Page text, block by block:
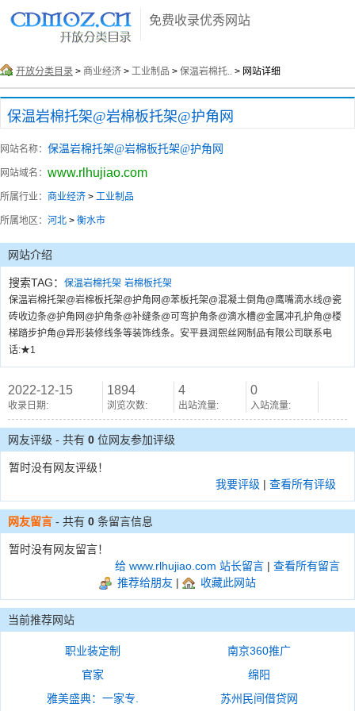
免费收录优秀网站
开放分类目录 > 商业经济 > 工业制品 > 保温岩棉托.. > 网站详细
保温岩棉托架@岩棉板托架@护角网
网站名称： 保温岩棉托架@岩棉板托架@护角网
网站域名： www.rlhujiao.com
所属行业： 商业经济 > 工业制品
所属地区： 河北 > 衡水市
网站介绍
搜索TAG： 保温岩棉托架 岩棉板托架
保温岩棉托架@岩棉板托架@护角网@苯板托架@混凝土倒角@鹰嘴滴水线@瓷
砖收边条@护角网@护角条@补缝条@可弯护角条@滴水槽@金属冲孔护角@楼
梯踏步护角@异形装修线条等装饰线条。安平县润熙丝网制品有限公司联系电
话:★1
2022-12-15
收录日期:
1894
浏览次数:
4
出站流量:
0
入站流量:
网友评级 - 共有 0 位网友参加评级
暂时没有网友评级！
我要评级 | 查看所有评级
网友留言 - 共有 0 条留言信息
暂时没有网友留言！
给 www.rlhujiao.com 站长留言 | 查看所有留言
推荐给朋友 | 收藏此网站
当前推荐网站
职业装定制
南京360推广
官家
绵阳
雅美盛典：一家专.
苏州民间借贷网